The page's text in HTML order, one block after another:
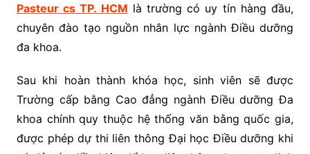
Pasteur cs TP. HCM là trường có uy tín hàng đầu,
chuyên đào tạo nguồn nhân lực ngành Điều dưỡng
đa khoa.
Sau khi hoàn thành khóa học, sinh viên sẽ được
Trường cấp bằng Cao đẳng ngành Điều dưỡng Đa
khoa chính quy thuộc hệ thống văn bằng quốc gia,
được phép dự thi liên thông Đại học Điều dưỡng khi